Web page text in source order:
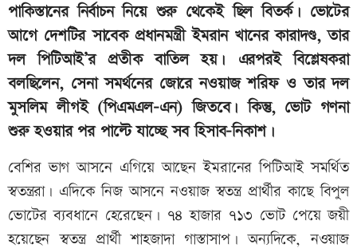
পাকিস্তানের নির্বাচন নিয়ে শুরু থেকেই ছিল বিতর্ক। ভোটের
আগে দেশটির সাবেক প্রধানমন্ত্রী ইমরান খানের কারাদণ্ড, তার
দল পিটিআই’র প্রতীক বাতিল হয়। এরপরই বিশ্লেষকরা
বলছিলেন, সেনা সমর্থনের জোরে নওয়াজ শরিফ ও তার দল
মুসলিম লীগই (পিএমএল-এন) জিতবে। কিন্তু, ভোট গণনা
শুরু হওয়ার পর পাল্টে যাচ্ছে সব হিসাব-নিকাশ।
বেশির ভাগ আসনে এগিয়ে আছেন ইমরানের পিটিআই সমর্থিত
স্বতন্ত্ররা। এদিকে নিজ আসনে নওয়াজ স্বতন্ত্র প্রার্থীর কাছে বিপুল
ভোটের ব্যবধানে হেরেছেন। ৭৪ হাজার ৭১৩ ভোট পেয়ে জয়ী
হয়েছেন স্বতন্ত্র প্রার্থী শাহজাদা গাস্তাসাপ। অন্যদিকে, নওয়াজ